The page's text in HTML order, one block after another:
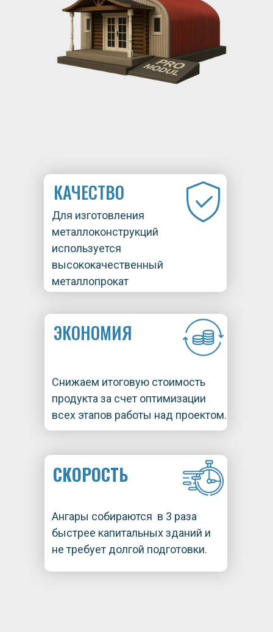
КАЧЕСТВО
Для изготовления
металлоконструкций
используется
высококачественный
металлопрокат
ЭКОНОМИЯ
Снижаем итоговую стоимость
продукта за счет оптимизации
всех этапов работы над проектом.
СКОРОСТЬ
Ангары собираются в 3 раза
быстрее капитальных зданий и
не требует долгой подготовки.